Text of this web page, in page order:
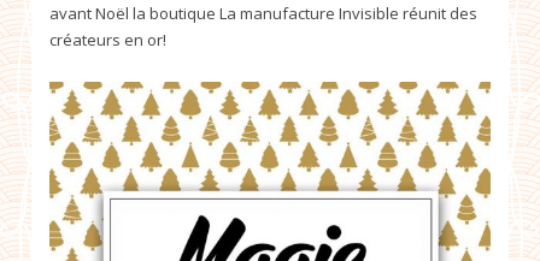
avant Noël la boutique La manufacture Invisible réunit des
créateurs en or!